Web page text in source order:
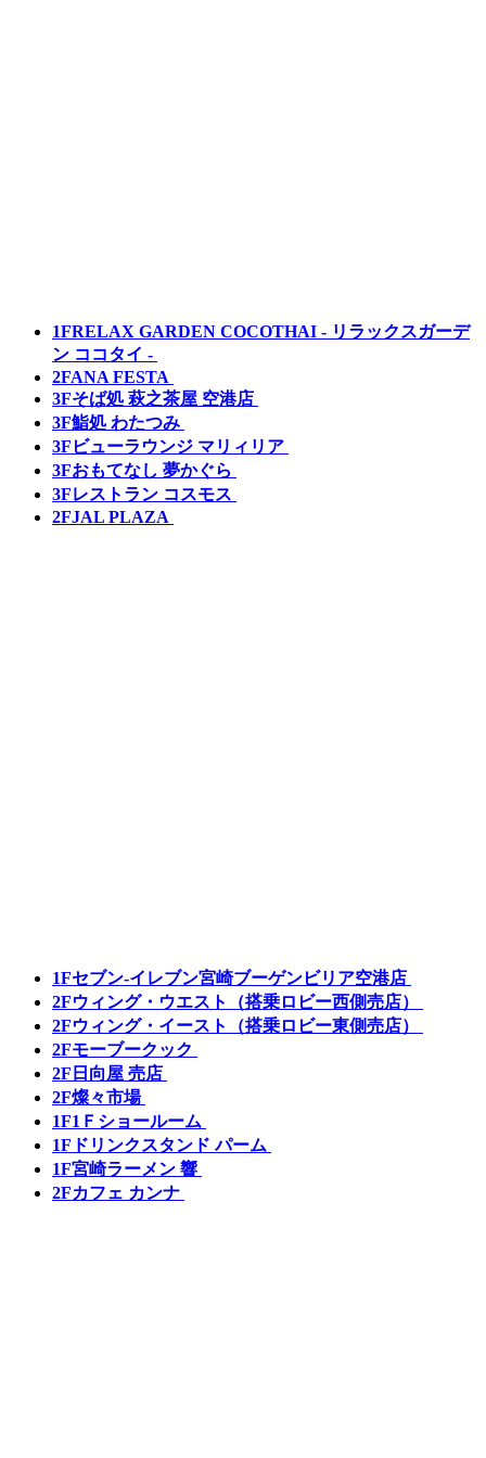
1FRELAX GARDEN COCOTHAI - リラックスガーデ
ン ココタイ -
2FANA FESTA
3Fそば処 萩之茶屋 空港店
3F鮨処 わたつみ
3F ビューラウンジ マリィリア
3Fおもてなし 夢かぐら
3Fレストラン コスモス
2FJAL PLAZA
1Fセブン-イレブン宮崎ブーゲンビリア空港店
2Fウィング・ウエスト（搭乗ロビー西側売店）
2Fウィング・イースト（搭乗ロビー東側売店）
2Fモーブークック
2F 日向屋 売店
2F燦々市場
1F1Ｆショールーム
1F ドリンクスタンド パーム
1F宮崎ラーメン 響
2Fカフェ カンナ